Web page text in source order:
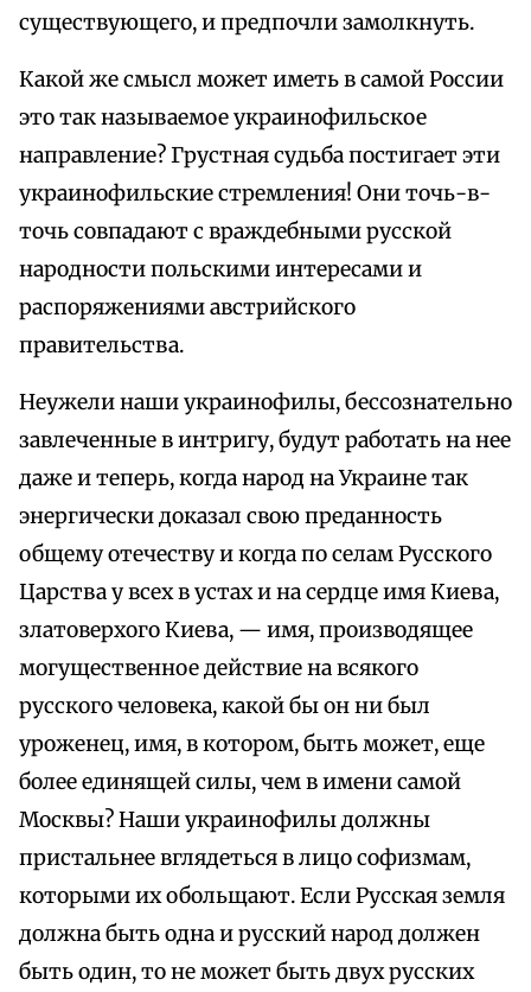
существующего, и предпочли замолкнуть.
Какой же смысл может иметь в самой России
это так называемое украинофильское
направление? Грустная судьба постигает эти
украинофильские стремления! Они точь-в-
точь совпадают с враждебными русской
народности польскими интересами и
распоряжениями австрийского
правительства.
Неужели наши украинофилы, бессознательно
завлеченные в интригу, будут работать на нее
даже и теперь, когда народ на Украине так
энергически доказал свою преданность
общему отечеству и когда по селам Русского
Царства у всех в устах и на сердце имя Киева,
златоверхого Киева, — имя, производящее
могущественное действие на всякого
русского человека, какой бы он ни был
уроженец, имя, в котором, быть может, еще
более единящей силы, чем в имени самой
Москвы? Наши украинофилы должны
пристальнее вглядеться в лицо софизмам,
которыми их обольщают. Если Русская земля
должна быть одна и русский народ должен
быть один, то не может быть двух русских